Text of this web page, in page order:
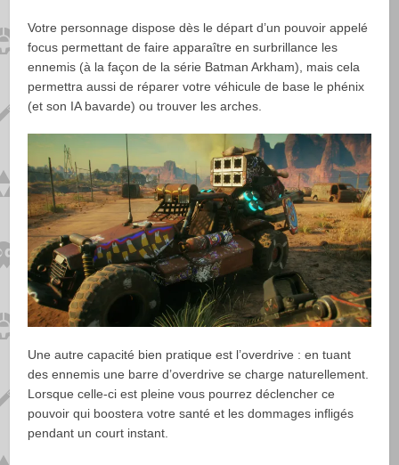
Votre personnage dispose dès le départ d’un pouvoir appelé
focus permettant de faire apparaître en surbrillance les
ennemis (à la façon de la série Batman Arkham), mais cela
permettra aussi de réparer votre véhicule de base le phénix
(et son IA bavarde) ou trouver les arches.
Une autre capacité bien pratique est l’overdrive : en tuant
des ennemis une barre d’overdrive se charge naturellement.
Lorsque celle-ci est pleine vous pourrez déclencher ce
pouvoir qui boostera votre santé et les dommages infligés
pendant un court instant.